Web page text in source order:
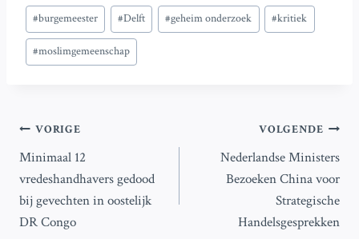
Bericht
tags:
#burgemeester #Delft #geheim onderzoek #kritiek
#moslimgemeenschap
Bericht
navigatie
VORIGE
Minimaal 12
vredeshandhavers gedood
bij gevechten in oostelijk
DR Congo
VOLGENDE
Nederlandse Ministers
Bezoeken China voor
Strategische
Handelsgesprekken